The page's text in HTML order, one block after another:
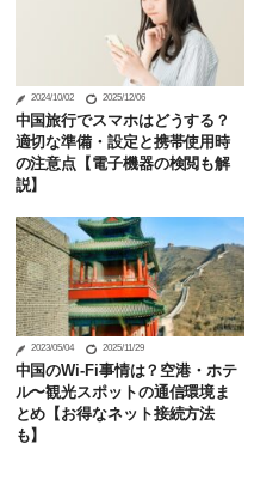
2024/10/02 2025/12/06
中国旅行でスマホはどうする？
適切な準備・設定と携帯使用時
の注意点【電子機器の検閲も解
説】
2023/05/04 2025/11/29
中国のWi-Fi事情は？空港・ホテ
ル〜観光スポットの通信環境ま
とめ【お得なネット接続方法
も】